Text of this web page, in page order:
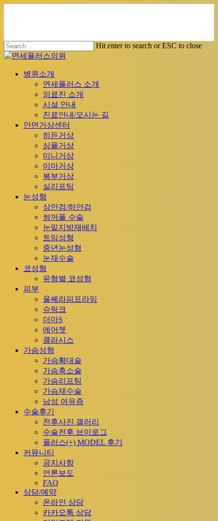
Hit enter to search or ESC to close
Close
Menu
병원소개
연세플러스 소개
의료진 소개
시설 안내
진료안내/오시는 길
안면거상센터
히든거상
심플거상
미니거상
이마거상
복부거상
실리프팅
눈성형
상안검/하안검
쌍꺼풀 수술
눈밑지방재배치
트임성형
중년눈성형
눈재수술
코성형
유형별 코성형
피부
울쎄라피프라임
슈링크
더마S
에어젯
클라시스
가슴성형
가슴확대술
가슴축소술
가슴리프팅
가슴재수술
남성 여유증
수술후기
전후사진 갤러리
수술전후 브이로그
플러스(+) MODEL 후기
커뮤니티
공지사항
언론보도
FAQ
상담/예약
온라인 상담
카카오톡 상담